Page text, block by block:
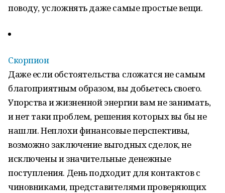
поводу, усложнять даже самые простые вещи.
Скорпион
Даже если обстоятельства сложатся не самым
благоприятным образом, вы добьетесь своего.
Упорства и жизненной энергии вам не занимать,
и нет таки проблем, решения которых вы бы не
нашли. Неплохи финансовые перспективы,
возможно заключение выгодных сделок, не
исключены и значительные денежные
поступления. День подходит для контактов с
чиновниками, представителями проверяющих